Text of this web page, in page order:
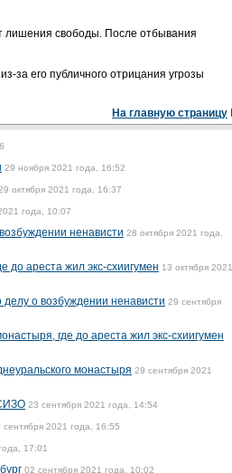
лишения свободы. После отбывания
за его публичного отрицания угрозы
На главную страницу
29 ноября 2021 года, 16:52
октября 2021 года, 16:37
года, 10:07
ненависти 28 октября 2021 года,
до ареста жил экс-схиигумен 13 октября 2021
о возбуждении ненависти 29 сентября
где до ареста жил экс-схиигумен
монастыря 29 сентября 2021
23 сентября 2021 года, 14:54
сентября 2021 года, 16:55
17:01
02 сентября 2021 года, 10:02